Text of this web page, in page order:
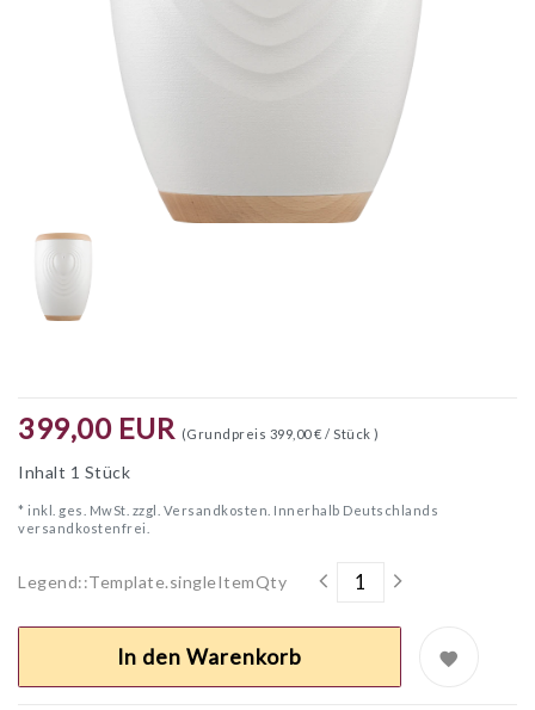
399,00 EUR (Grundpreis 399,00 € / Stück )
Inhalt 1 Stück
* inkl. ges. MwSt. zzgl. Versandkosten. Innerhalb Deutschlands
versandkostenfrei.
Legend::Template.singleItemQty
In den Warenkorb